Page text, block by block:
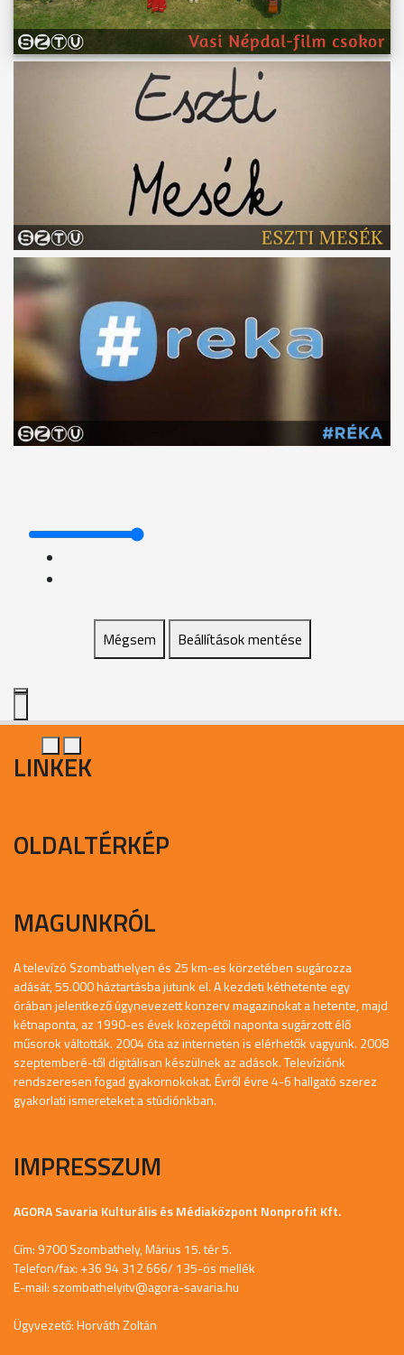
Mégsem Beállítások mentése
LINKEK
OLDALTÉRKÉP
MAGUNKRÓL
A televízó Szombathelyen és 25 km-es körzetében sugározza
adását, 55.000 háztartásba jutunk el. A kezdeti kéthetente egy
órában jelentkező úgynevezett konzerv magazinokat a hetente, majd
kétnaponta, az 1990-es évek közepétől naponta sugárzott élő
műsorok váltották. 2004 óta az interneten is elérhetők vagyunk. 2008
szeptemberé-től digitálisan készülnek az adások. Televíziónk
rendszeresen fogad gyakornokokat. Évről évre 4-6 hallgató szerez
gyakorlati ismereteket a stúdiónkban.
IMPRESSZUM
AGORA Savaria Kulturális és Médiaközpont Nonprofit Kft.
Cím: 9700 Szombathely, Márius 15. tér 5.
Telefon/fax: +36 94 312 666/ 135-ös mellék
E-mail: szombathelyitv@agora-savaria.hu
Ügyvezető: Horváth Zoltán